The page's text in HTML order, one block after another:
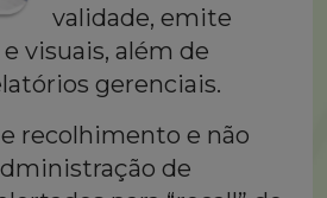
validade, emite
visuais, além de
gerenciais.
recolhimento e não
de